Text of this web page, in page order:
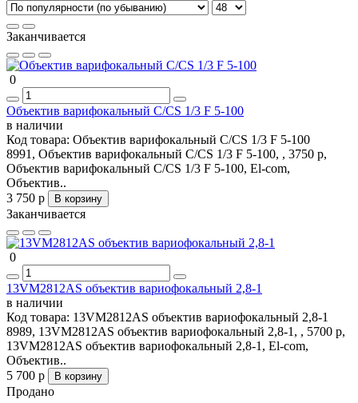
Заканчивается
0
Объектив варифокальный C/CS 1/3 F 5-100
в наличии
Код товара: Объектив варифокальный C/CS 1/3 F 5-100
8991, Объектив варифокальный C/CS 1/3 F 5-100, , 3750 р,
Объектив варифокальный C/CS 1/3 F 5-100, El-com,
Объектив..
3 750 р
В корзину
Заканчивается
0
13VM2812AS объектив вариофокальный 2,8-1
в наличии
Код товара: 13VM2812AS объектив вариофокальный 2,8-1
8989, 13VM2812AS объектив вариофокальный 2,8-1, , 5700 р,
13VM2812AS объектив вариофокальный 2,8-1, El-com,
Объектив..
5 700 р
В корзину
Продано